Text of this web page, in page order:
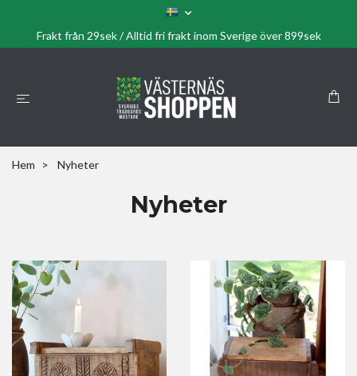
Frakt från 29sek / Alltid fri frakt inom Sverige över 899sek
Hem Nyheter
Nyheter